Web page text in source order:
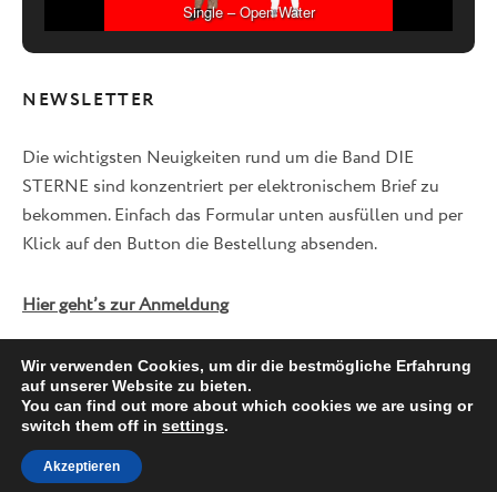
Single – Open Water
NEWSLETTER
Die wichtigsten Neuigkeiten rund um die Band DIE
STERNE sind konzentriert per elektronischem Brief zu
bekommen. Einfach das Formular unten ausfüllen und per
Klick auf den Button die Bestellung absenden.
Hier geht’s zur Anmeldung
FacebookTwitterInstagram
© 2026 DIE STERNE -
Wir verwenden Cookies, um dir die bestmögliche Erfahrung
auf unserer Website zu bieten.
You can find out more about which cookies we are using or
switch them off in settings.
Akzeptieren